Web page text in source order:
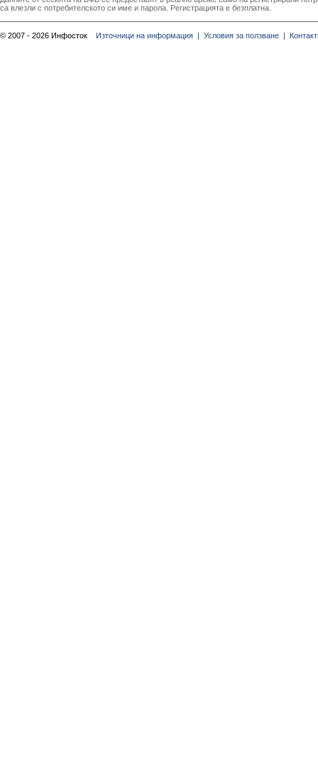
са влезли с потребителското си име и парола. Регистрацията е безплатна.
© 2007 - 2026 Инфосток Източници на информация | Условия за ползване |